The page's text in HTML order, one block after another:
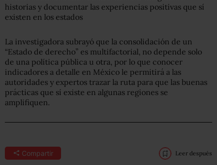
historias y documentar las experiencias positivas que sí
existen en los estados
La investigadora subrayó que la consolidación de un
“Estado de derecho” es multifactorial, no depende solo
de una política pública u otra, por lo que conocer
indicadores a detalle en México le permitirá a las
autoridades y expertos trazar la ruta para que las buenas
prácticas que sí existe en algunas regiones se
amplifiquen.
Compartir Leer después